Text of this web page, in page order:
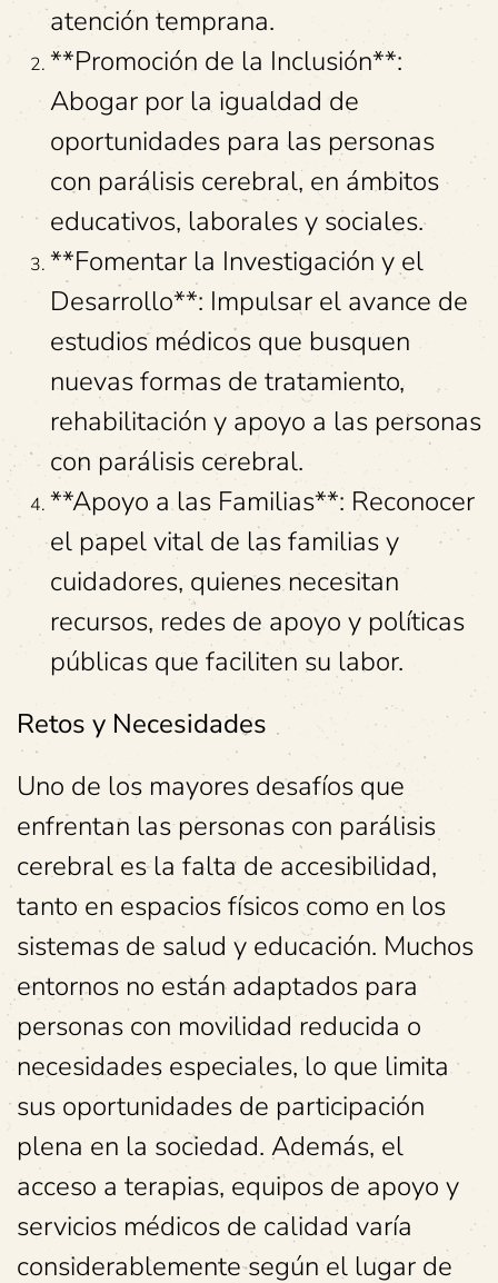
atención temprana.
**Promoción de la Inclusión**:
Abogar por la igualdad de
oportunidades para las personas
con parálisis cerebral, en ámbitos
educativos, laborales y sociales.
**Fomentar la Investigación y el
Desarrollo**: Impulsar el avance de
estudios médicos que busquen
nuevas formas de tratamiento,
rehabilitación y apoyo a las personas
con parálisis cerebral.
**Apoyo a las Familias**: Reconocer
el papel vital de las familias y
cuidadores, quienes necesitan
recursos, redes de apoyo y políticas
públicas que faciliten su labor.
Retos y Necesidades
Uno de los mayores desafíos que
enfrentan las personas con parálisis
cerebral es la falta de accesibilidad,
tanto en espacios físicos como en los
sistemas de salud y educación. Muchos
entornos no están adaptados para
personas con movilidad reducida o
necesidades especiales, lo que limita
sus oportunidades de participación
plena en la sociedad. Además, el
acceso a terapias, equipos de apoyo y
servicios médicos de calidad varía
considerablemente según el lugar de